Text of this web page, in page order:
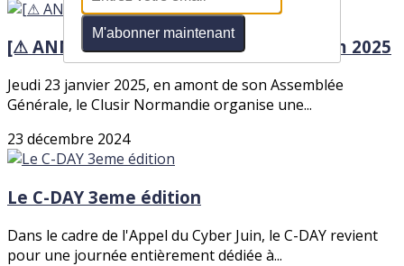
[⚠ ANNULEE] Diffusion live du Panocrim 2025
Jeudi 23 janvier 2025, en amont de son Assemblée
Générale, le Clusir Normandie organise une...
23 décembre 2024
Le C-DAY 3eme édition
Dans le cadre de l'Appel du Cyber Juin, le C-DAY revient
pour une journée entièrement dédiée à...
M'abonner maintenant